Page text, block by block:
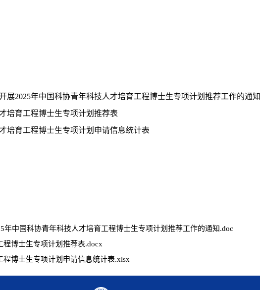
展2025年中国科协青年科技人才培育工程博士生专项计划推荐工作的通知
培育工程博士生专项计划推荐表
培育工程博士生专项计划申请信息统计表
年中国科协青年科技人才培育工程博士生专项计划推荐工作的通知.doc
博士生专项计划推荐表.docx
博士生专项计划申请信息统计表.xlsx